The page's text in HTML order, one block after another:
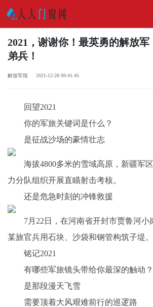
2021，谢谢你！最英勇的解放
弟兵！
解放军报 2021-12-28 09:41:45
回望2021
你的军旅关键词是什么？
是征战沙场的豪情壮志
海拔4800多米的雪域高原，新疆军
力分队组织开展直瞄射击考核。
还是危急时刻的冲锋救援
7月22日，在河南省开封市贾鲁河小
某旅官兵用石块、沙袋和钢管构筑子堤
铭记2021
有哪些军旅镜头带给你最深的触动？
是那段漫天飞雪
需要顶着大风艰难前行的巡逻路